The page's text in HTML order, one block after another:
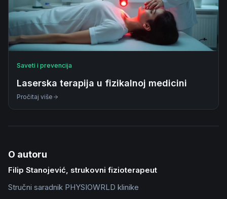
Saveti i prevencija
Laserska terapija u fizikalnoj medicini
Pročitaj više
O autoru
Filip Stanojević, strukovni fizioterapeut
Stručni saradnik PHYSIOWRLD klinike